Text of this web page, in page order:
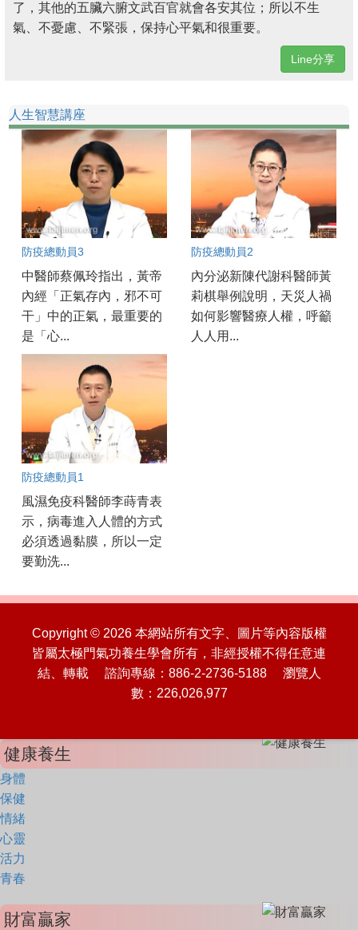
了，其他的五臟六腑文武百官就會各安其位；所以不生
氣、不憂慮、不緊張，保持心平氣和很重要。
Line分享
人生智慧講座
防疫總動員3
中醫師蔡佩玲指出，黃帝
內經「正氣存內，邪不可
干」中的正氣，最重要的
是「心...
防疫總動員2
內分泌新陳代謝科醫師黃
莉棋舉例說明，天災人禍
如何影響醫療人權，呼籲
人人用...
防疫總動員1
風濕免疫科醫師李蒔青表
示，病毒進入人體的方式
必須透過黏膜，所以一定
要勤洗...
Copyright © 2026 本網站所有文字、圖片等內容版權
皆屬太極門氣功養生學會所有，非經授權不得任意連
結、轉載 諮詢專線：886-2-2736-5188 瀏覽人
數：226,026,977
健康養生
身體
保健
情緒
心靈
活力
青春
財富贏家